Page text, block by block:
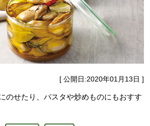
[ 公開日:2020年01月13日 ]
のせたり、パスタや炒めものにもおすす